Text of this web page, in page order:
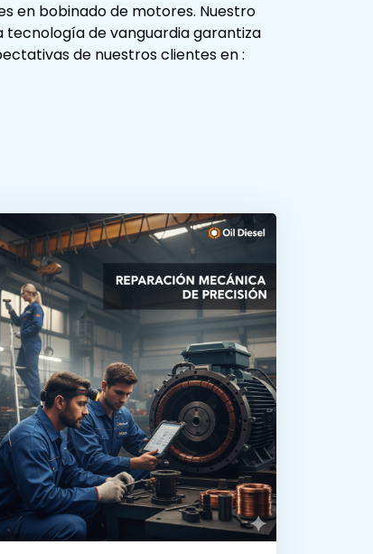
en bobinado de motores. Nuestro
de vanguardia garantiza
de nuestros clientes en :